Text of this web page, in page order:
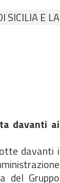
SICILIA E LA
davanti ai
davanti i
del Gruppo